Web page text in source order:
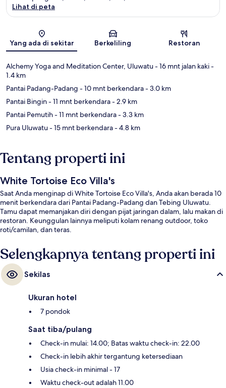
Peta
Lihat di peta
Yang ada di sekitar Berkeliling Restoran
Alchemy Yoga and Meditation Center, Uluwatu- 16 mnt jalan kaki-
1.4 km
Pantai Padang-Padang - 10 mnt berkendara- 3.0 km
Pantai Bingin- 11 mnt berkendara- 2.9 km
Pantai Pemutih- 11 mnt berkendara- 3.3 km
Pura Uluwatu- 15 mnt berkendara- 4.8 km
Tentang properti ini
White Tortoise Eco Villa's
Saat Anda menginap di White Tortoise Eco Villa's, Anda akan berada 10
menit berkendara dari Pantai Padang-Padang dan Tebing Uluwatu.
Tamu dapat memanjakan diri dengan pijat jaringan dalam, lalu makan di
restoran. Keunggulan lainnya meliputi kolam renang outdoor, toko
roti/camilan, dan teras.
Selengkapnya tentang properti ini
Sekilas
Ukuran hotel
7 pondok
Saat tiba/pulang
Check-in mulai: 14.00; Batas waktu check-in: 22.00
Check-in lebih akhir tergantung ketersediaan
Usia check-in minimal - 17
Waktu check-out adalah 11.00